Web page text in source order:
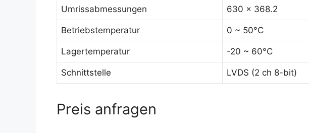
Umrissabmessungen 630 x 368.2
Betriebstemperatur 0 ~ 50°C
Lagertemperatur -20 ~ 60°C
Schnittstelle LVDS (2 ch 8-bit)
Preis anfragen